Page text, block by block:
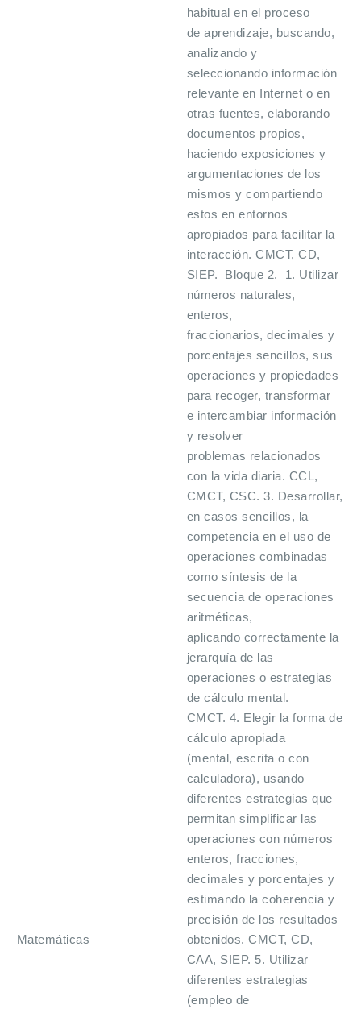
Matemáticas
habitual en el proceso
de aprendizaje, buscando,
analizando y
seleccionando información
relevante en Internet o en
otras fuentes, elaborando
documentos propios,
haciendo exposiciones y
argumentaciones de los
mismos y compartiendo
estos en entornos
apropiados para facilitar la
interacción. CMCT, CD,
SIEP. Bloque 2. 1. Utilizar
números naturales,
enteros,
fraccionarios, decimales y
porcentajes sencillos, sus
operaciones y propiedades
para recoger, transformar
e intercambiar información
y resolver
problemas relacionados
con la vida diaria. CCL,
CMCT, CSC. 3. Desarrollar,
en casos sencillos, la
competencia en el uso de
operaciones combinadas
como síntesis de la
secuencia de operaciones
aritméticas,
aplicando correctamente la
jerarquía de las
operaciones o estrategias
de cálculo mental.
CMCT. 4. Elegir la forma de
cálculo apropiada
(mental, escrita o con
calculadora), usando
diferentes estrategias que
permitan simplificar las
operaciones con números
enteros, fracciones,
decimales y porcentajes y
estimando la coherencia y
precisión de los resultados
obtenidos. CMCT, CD,
CAA, SIEP. 5. Utilizar
diferentes estrategias
(empleo de